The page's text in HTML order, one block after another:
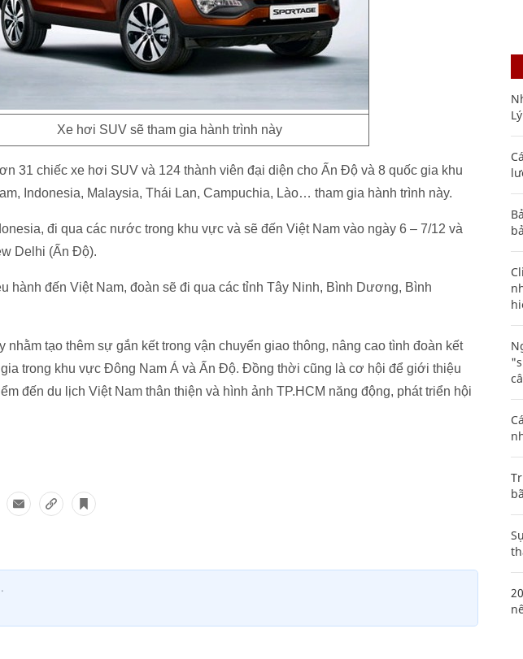
Xe hơi SUV sẽ tham gia hành trình này
31 chiếc xe hơi SUV và 124 thành viên đại diện cho Ấn Độ và 8 quốc gia khu
Indonesia, Malaysia, Thái Lan, Campuchia, Lào… tham gia hành trình này.
đi qua các nước trong khu vực và sẽ đến Việt Nam vào ngày 6 – 7/12 và
Delhi (Ấn Độ).
hành đến Việt Nam, đoàn sẽ đi qua các tỉnh Tây Ninh, Bình Dương, Bình
tạo thêm sự gắn kết trong vận chuyển giao thông, nâng cao tình đoàn kết
trong khu vực Đông Nam Á và Ấn Độ. Đồng thời cũng là cơ hội để giới thiệu
đến du lịch Việt Nam thân thiện và hình ảnh TP.HCM năng động, phát triển hội